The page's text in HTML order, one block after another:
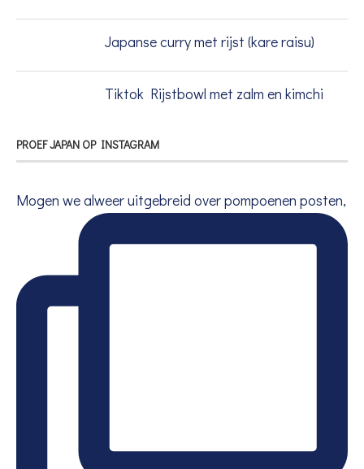
Japanse curry met rijst (kare raisu)
Tiktok Rijstbowl met zalm en kimchi
PROEF JAPAN OP INSTAGRAM
Mogen we alweer uitgebreid over pompoenen posten,